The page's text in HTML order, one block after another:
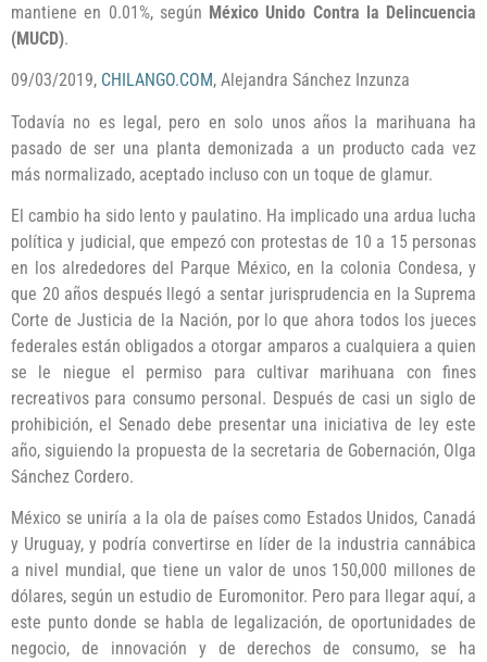
mantiene en 0.01%, según México Unido Contra la Delincuencia
(MUCD).
09/03/2019, CHILANGO.COM, Alejandra Sánchez Inzunza
Todavía no es legal, pero en solo unos años la marihuana ha
pasado de ser una planta demonizada a un producto cada vez
más normalizado, aceptado incluso con un toque de glamur.
El cambio ha sido lento y paulatino. Ha implicado una ardua lucha
política y judicial, que empezó con protestas de 10 a 15 personas
en los alrededores del Parque México, en la colonia Condesa, y
que 20 años después llegó a sentar jurisprudencia en la Suprema
Corte de Justicia de la Nación, por lo que ahora todos los jueces
federales están obligados a otorgar amparos a cualquiera a quien
se le niegue el permiso para cultivar marihuana con fines
recreativos para consumo personal. Después de casi un siglo de
prohibición, el Senado debe presentar una iniciativa de ley este
año, siguiendo la propuesta de la secretaria de Gobernación, Olga
Sánchez Cordero.
México se uniría a la ola de países como Estados Unidos, Canadá
y Uruguay, y podría convertirse en líder de la industria cannábica
a nivel mundial, que tiene un valor de unos 150,000 millones de
dólares, según un estudio de Euromonitor. Pero para llegar aquí, a
este punto donde se habla de legalización, de oportunidades de
negocio, de innovación y de derechos de consumo, se ha